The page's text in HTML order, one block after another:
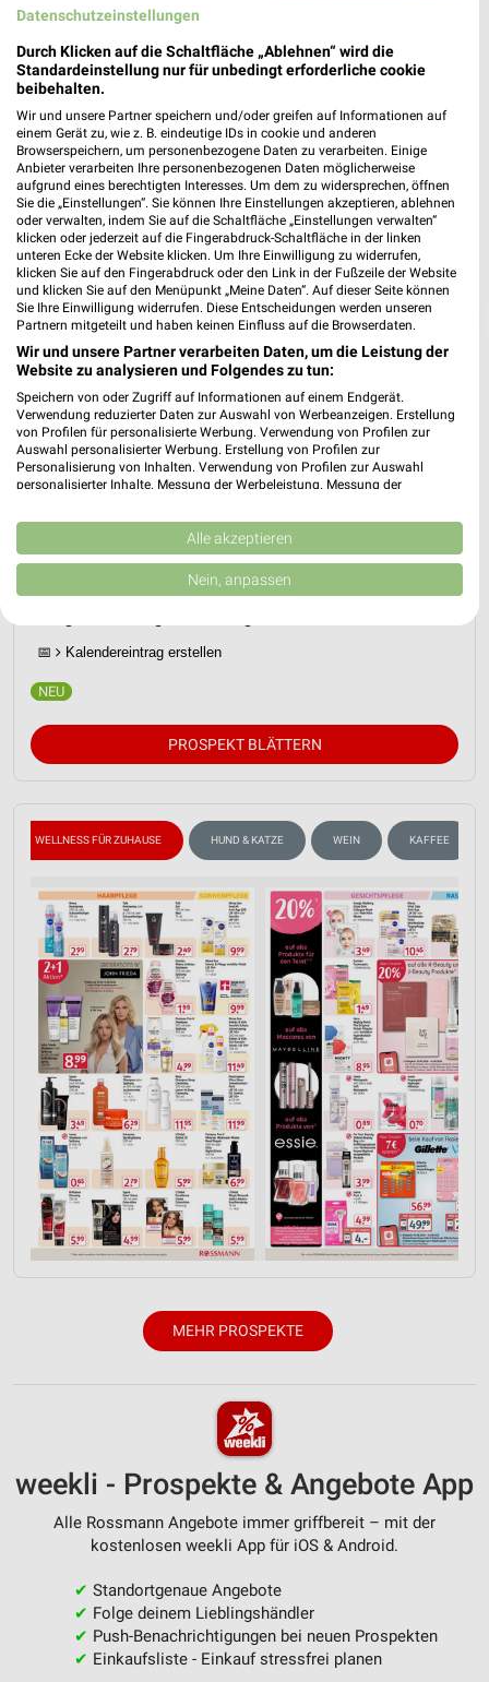
PROSPEKT BLÄTTERN
Rossmann Prospekt für Neuwied ab Mo.
📅 Kalendereintrag erstellen
PROSPEKT BLÄTTERN
WELLNESS FÜR ZUHAUSE HUND & KATZE WEIN KAFFEE
MEHR PROSPEKTE
weekli - Prospekte & Angebote App
Alle Rossmann Angebote immer griffbereit – mit der
kostenlosen weekli App für iOS & Android.
✔ Standortgenaue Angebote
✔ Folge deinem Lieblingshändler
✔ Push-Benachrichtigungen bei neuen Prospekten
✔ Einkaufsliste - Einkauf stressfrei planen
Datenschutzeinstellungen
Durch Klicken auf die Schaltfläche „Ablehnen“ wird die
Standardeinstellung nur für unbedingt erforderliche cookie
beibehalten.
Wir und unsere Partner speichern und/oder greifen auf Informationen auf
einem Gerät zu, wie z. B. eindeutige IDs in cookie und anderen
Browserspeichern, um personenbezogene Daten zu verarbeiten. Einige
Anbieter verarbeiten Ihre personenbezogenen Daten möglicherweise
aufgrund eines berechtigten Interesses. Um dem zu widersprechen, öffnen
Sie die „Einstellungen“. Sie können Ihre Einstellungen akzeptieren, ablehnen
oder verwalten, indem Sie auf die Schaltfläche „Einstellungen verwalten“
klicken oder jederzeit auf die Fingerabdruck-Schaltfläche in der linken
unteren Ecke der Website klicken. Um Ihre Einwilligung zu widerrufen,
klicken Sie auf den Fingerabdruck oder den Link in der Fußzeile der Website
und klicken Sie auf den Menüpunkt „Meine Daten“. Auf dieser Seite können
Sie Ihre Einwilligung widerrufen. Diese Entscheidungen werden unseren
Partnern mitgeteilt und haben keinen Einfluss auf die Browserdaten.
Wir und unsere Partner verarbeiten Daten, um die Leistung der
Website zu analysieren und Folgendes zu tun:
Speichern von oder Zugriff auf Informationen auf einem Endgerät.
Verwendung reduzierter Daten zur Auswahl von Werbeanzeigen. Erstellung
von Profilen für personalisierte Werbung. Verwendung von Profilen zur
Auswahl personalisierter Werbung. Erstellung von Profilen zur
Personalisierung von Inhalten. Verwendung von Profilen zur Auswahl
personalisierter Inhalte. Messung der Werbeleistung. Messung der
Kombinationen von Daten aus verschiedenen Quellen. Entwicklung und
Verbesserung der Angebote. Verwendung reduzierter Daten zur Auswahl
von Inhalten.
Daten können außerhalb der Europäischen Union weitergegeben und in die
USA gesendet werden.
Website/App.
Partnerliste anzeigen (1 IAB-Anbieter)
Wir nutzen Ihre Daten für folgende Zwecke:
Speichern von oder Zugriff auf Informationen
auf einem Endgerät
Werbung
Verwendung von Profilen zur Auswahl
personalisierter Werbung
Erstellung von Profilen zur Personalisierung
von Inhalten
Verwendung von Profilen zur Auswahl
personalisierter Inhalte
Messung der Werbeleistung
Messung der Performance von Inhalten
Analyse von Zielgruppen durch Statistiken oder
Kombinationen von Daten aus verschiedenen
Quellen
Verwendung reduzierter Daten zur Auswahl von
Verwendung genauer Standortdaten
Geräte anhand von aktiv angeforderten
Informationen identifizieren
Nicht-IAB-Verarbeitungszwecke:
Performance
Funktional
Alle akzeptieren
Nein, anpassen